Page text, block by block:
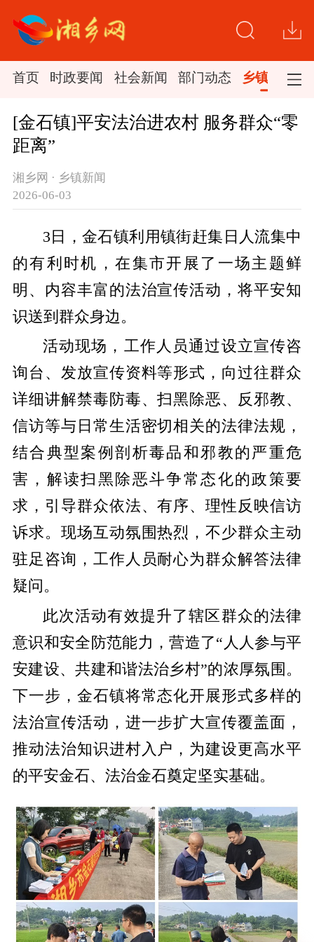
首页 时政要闻 社会新闻 部门动态 乡镇新闻
[金石镇]平安法治进农村 服务群众“零
距离”
湘乡网 · 乡镇新闻
2026-06-03
3日，金石镇利用镇街赶集日人流集中
的有利时机，在集市开展了一场主题鲜
明、内容丰富的法治宣传活动，将平安知
识送到群众身边。
活动现场，工作人员通过设立宣传咨
询台、发放宣传资料等形式，向过往群众
详细讲解禁毒防毒、扫黑除恶、反邪教、
信访等与日常生活密切相关的法律法规，
结合典型案例剖析毒品和邪教的严重危
害，解读扫黑除恶斗争常态化的政策要
求，引导群众依法、有序、理性反映信访
诉求。现场互动氛围热烈，不少群众主动
驻足咨询，工作人员耐心为群众解答法律
疑问。
此次活动有效提升了辖区群众的法律
意识和安全防范能力，营造了“人人参与平
安建设、共建和谐法治乡村”的浓厚氛围。
下一步，金石镇将常态化开展形式多样的
法治宣传活动，进一步扩大宣传覆盖面，
推动法治知识进村入户，为建设更高水平
的平安金石、法治金石奠定坚实基础。